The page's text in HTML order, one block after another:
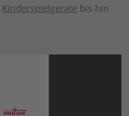
Kinderspielgeräte bis hin